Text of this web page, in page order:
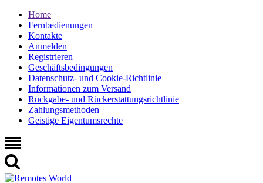
Home
Fernbedienungen
Kontakte
Anmelden
Registrieren
Geschäftsbedingungen
Datenschutz- und Cookie-Richtlinie
Informationen zum Versand
Rückgabe- und Rückerstattungsrichtlinie
Zahlungsmethoden
Geistige Eigentumsrechte